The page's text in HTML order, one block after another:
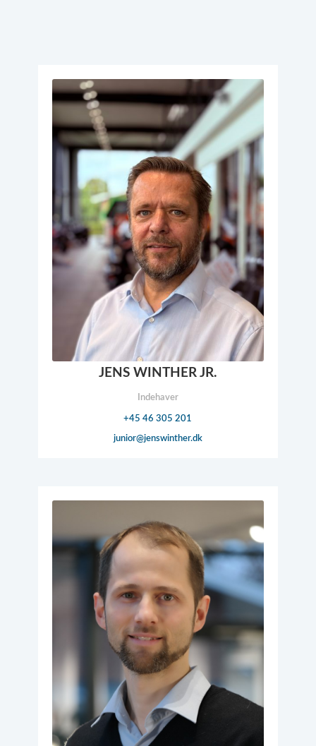
JENS WINTHER JR.
Indehaver
+45 46 305 201
junior@​jenswinther.dk